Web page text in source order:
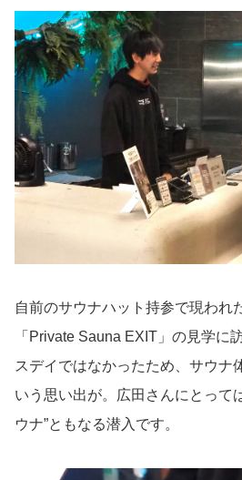
自前のサウナハット持参で現われ
「Private Sauna EXIT」の見学に
スデイではなかったため、サウナ
いう思い出が。広田さんにとって
ウナ”ともなる潜入です。